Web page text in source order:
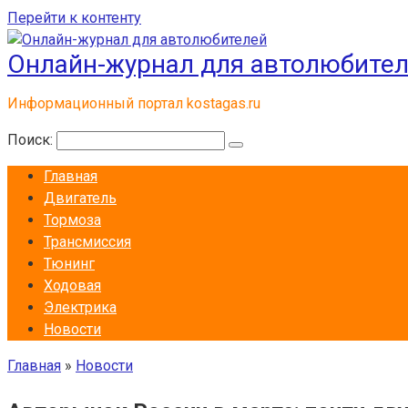
Перейти к контенту
Онлайн-журнал для
Информационный портал kostagas.ru
Поиск:
Главная
Двигатель
Тормоза
Трансмиссия
Тюнинг
Ходовая
Электрика
Новости
Главная » Новости